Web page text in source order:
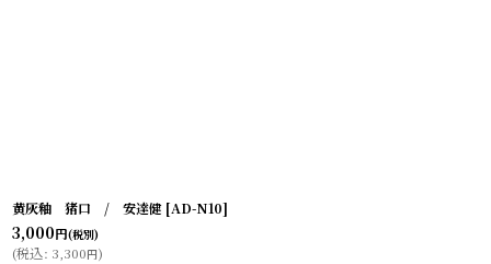
黄灰釉 猪口 / 安達健 [AD-N10]
3,000円(税別)
(税込: 3,300円)